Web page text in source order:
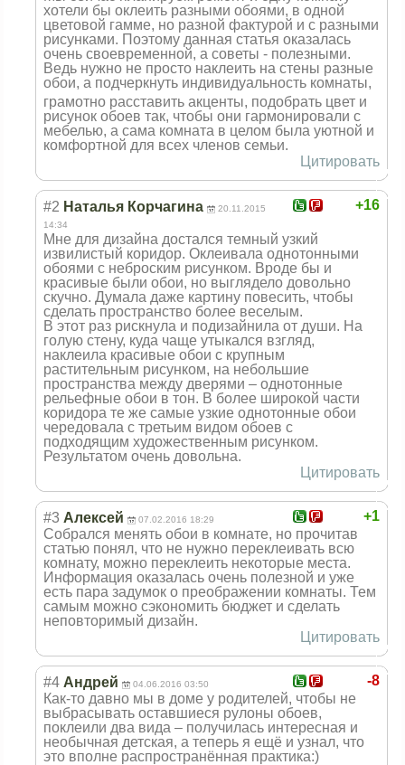
хотели бы оклеить разными обоями, в одной
цветовой гамме, но разной фактурой и с разными
рисунками. Поэтому данная статья оказалась
очень своевременной, а советы - полезными.
Ведь нужно не просто наклеить на стены разные
обои, а подчеркнуть индивидуальность комнаты,
грамотно расставить акценты, подобрать цвет и
рисунок обоев так, чтобы они гармонировали с
мебелью, а сама комната в целом была уютной и
комфортной для всех членов семьи.
Цитировать
+16
#2 Наталья Корчагина
20.11.2015
14:34
Мне для дизайна достался темный узкий
извилистый коридор. Оклеивала однотонными
обоями с неброским рисунком. Вроде бы и
красивые были обои, но выглядело довольно
скучно. Думала даже картину повесить, чтобы
сделать пространство более веселым.
В этот раз рискнула и подизайнила от души. На
голую стену, куда чаще утыкался взгляд,
наклеила красивые обои с крупным
растительным рисунком, на небольшие
пространства между дверями – однотонные
рельефные обои в тон. В более широкой части
коридора те же самые узкие однотонные обои
чередовала с третьим видом обоев с
подходящим художественным рисунком.
Результатом очень довольна.
Цитировать
+1
#3 Алексей 07.02.2016 18:29
Собрался менять обои в комнате, но прочитав
статью понял, что не нужно переклеивать всю
комнату, можно переклеить некоторые места.
Информация оказалась очень полезной и уже
есть пара задумок о преображении комнаты. Тем
самым можно сэкономить бюджет и сделать
неповторимый дизайн.
Цитировать
-8
#4 Андрей 04.06.2016 03:50
Как-то давно мы в доме у родителей, чтобы не
выбрасывать оставшиеся рулоны обоев,
поклеили два вида – получилась интересная и
необычная детская, а теперь я ещё и узнал, что
это вполне распространённая практика:)